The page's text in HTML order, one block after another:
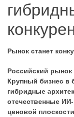
Рынок станет
Российский
Крупный бизнес в
гибридные
отечественные
ценовой